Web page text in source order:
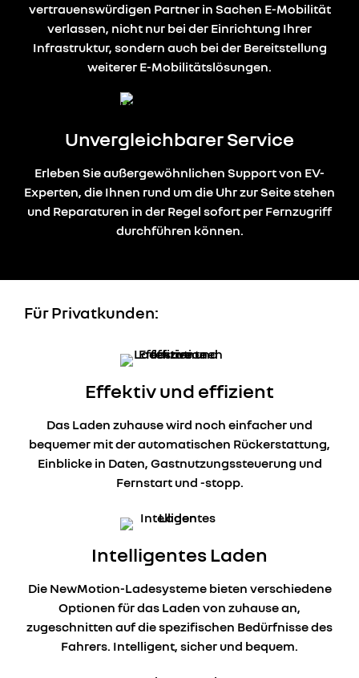
vertrauenswürdigen Partner in Sachen E-Mobilität
verlassen, nicht nur bei der Einrichtung Ihrer
Infrastruktur, sondern auch bei der Bereitstellung
weiterer E-Mobilitätslösungen.
Unvergleichbarer Service
Erleben Sie außergewöhnlichen Support von EV-
Experten, die Ihnen rund um die Uhr zur Seite stehen
und Reparaturen in der Regel sofort per Fernzugriff
durchführen können.
Für Privatkunden:
Effektiv und effizient
Das Laden zuhause wird noch einfacher und
bequemer mit der automatischen Rückerstattung,
Einblicke in Daten, Gastnutzungssteuerung und
Fernstart und -stopp.
Intelligentes Laden
Die NewMotion-Ladesysteme bieten verschiedene
Optionen für das Laden von zuhause an,
zugeschnitten auf die spezifischen Bedürfnisse des
Fahrers. Intelligent, sicher und bequem.